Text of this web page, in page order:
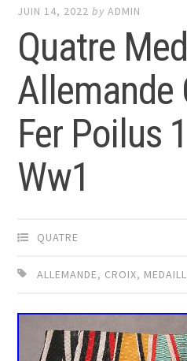
JUIN 14, 2022 byADMIN
Quatre
Allemande
Fer Poilus
Ww1
QUATRE
ALLEMANDE, CROIX,